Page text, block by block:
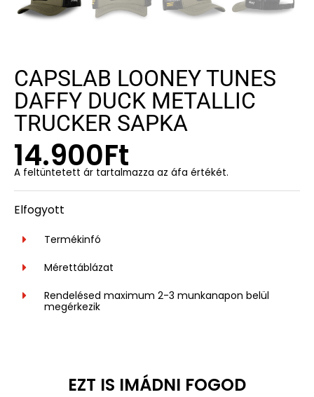
CAPSLAB LOONEY TUNES
DAFFY DUCK METALLIC
TRUCKER SAPKA
14.900Ft
A feltüntetett ár tartalmazza az áfa értékét.
Elfogyott
Termékinfó
Mérettáblázat
Rendelésed maximum 2-3 munkanapon belül
megérkezik
EZT IS IMÁDNI FOGOD